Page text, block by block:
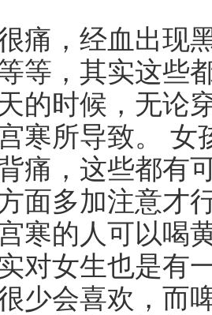
痛，经血出现
等，其实这些
的时候，无论
寒所导致。 女
痛，这些都有
面多加注意才
寒的人可以喝
对女生也是有
少会喜欢，而